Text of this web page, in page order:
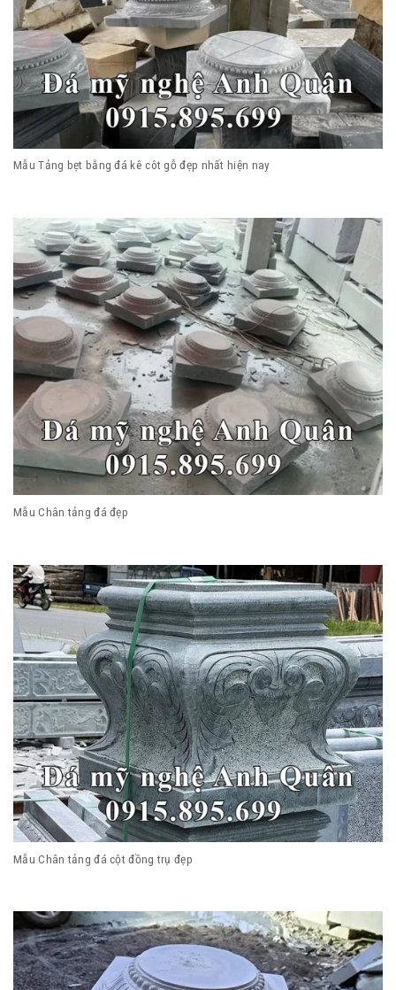
Mẫu Tảng bẹt bằng đá kê côt gỗ đẹp nhất hiện nay
Mẫu Chân tảng đá đẹp
Mẫu Chân tảng đá cột đồng trụ đẹp